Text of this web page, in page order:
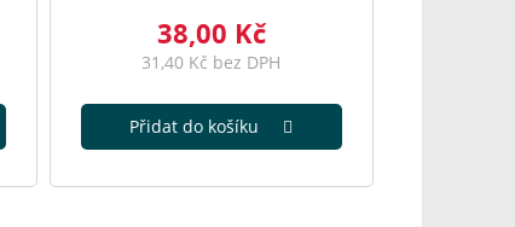
38,00 Kč
31,40 Kč bez DPH
Přidat do košíku